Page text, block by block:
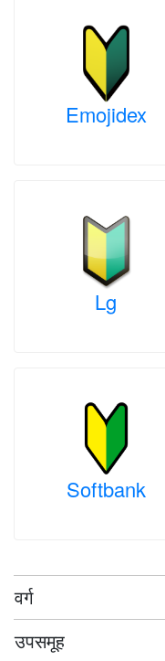
Emojidex
Lg
Softbank
वर्ग
उपसमूह